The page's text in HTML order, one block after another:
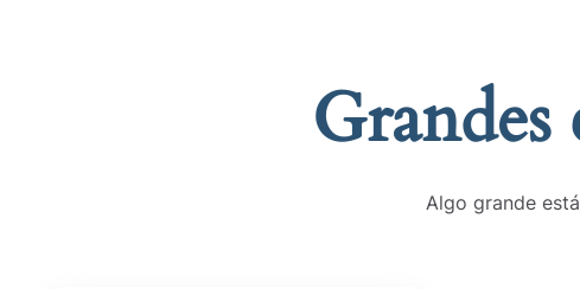
Grandes
Algo grande